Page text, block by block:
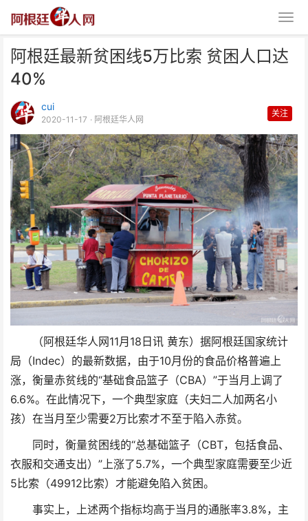
阿根廷最新贫困线5万比索 贫困人口达
40%
cui
2020-11-17 · 阿根廷华人网
关注
（阿根廷华人网11月18日讯 黄东）据阿根廷国家统计
局（Indec）的最新数据，由于10月份的食品价格普遍上
涨，衡量赤贫线的“基础食品篮子（CBA）”于当月上调了
6.6%。在此情况下，一个典型家庭（夫妇二人加两名小
孩）在当月至少需要2万比索才不至于陷入赤贫。
同时，衡量贫困线的“总基础篮子（CBT，包括食品、
衣服和交通支出）”上涨了5.7%，一个典型家庭需要至少近
5比索（49912比索）才能避免陷入贫困。
事实上，上述两个指标均高于当月的通胀率3.8%，主
阿根廷最新贫困线5万比索 贫困人
口达40%